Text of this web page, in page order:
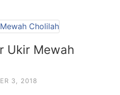
Ukir Mewah
3, 2018